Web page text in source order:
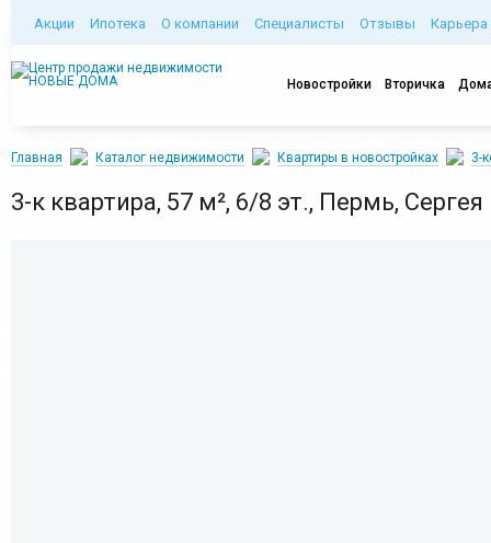
Акции Ипотека О компании Специалисты Отзывы Карьера
Новостройки Вторичка
Главная Каталог недвижимости Квартиры в новостройках 3-
3-к квартира, 57 м², 6/8 эт., Пермь,